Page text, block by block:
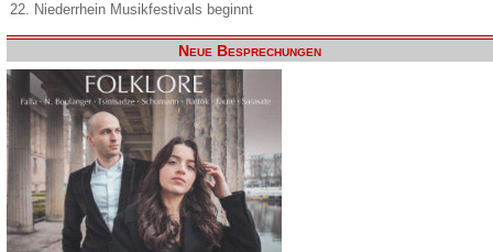
22. Niederrhein Musikfestivals beginnt
Neue Besprechungen